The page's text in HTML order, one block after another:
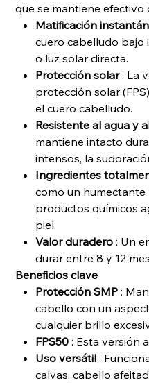
que se mantiene
Matificación
cuero cabelludo bajo
o luz solar directa.
Protección solar: La
protección solar
el cuero cabelludo.
Resistente al agua y
mantiene intacto
intensos, la
Ingredientes
como un humectante
productos químicos
piel.
Valor duradero : Un
durar entre 8 y 12
Beneficios clave
Protección SMP :
cabello con un
cualquier brillo
FPS50 : Esta versión
Uso versátil :
calvas, cabello